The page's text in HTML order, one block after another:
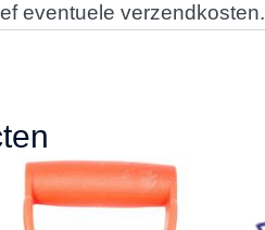
eventuele verzendkosten.